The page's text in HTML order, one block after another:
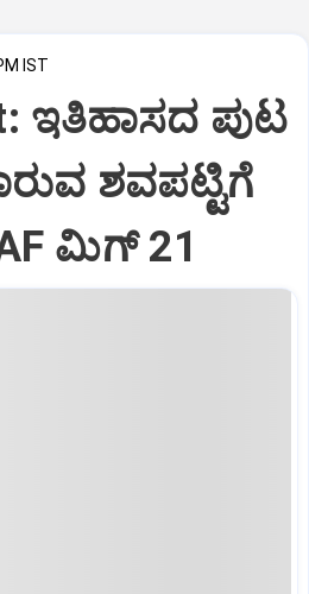
IST
ಇತಿಹಾಸದ ಪುಟ
ಶವಪಟ್ಟಿಗೆ
ಮಿಗ್‌ 21